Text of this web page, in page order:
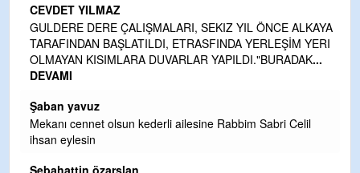
CEVDET YILMAZ
GULDERE DERE ÇALIŞMALARI, SEKIZ YIL ÖNCE ALKAYA
TARAFINDAN BAŞLATILDI, ETRASFINDA YERLEŞİM YERI
OLMAYAN KISIMLARA DUVARLAR YAPILDI."BURADAK...
DEVAMI
Şaban yavuz
Mekanı cennet olsun kederli ailesine Rabbim Sabri Celil
ihsan eylesin
Sebahattin özarslan